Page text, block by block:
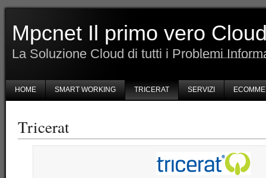
Mpcnet Il primo vero
La Soluzione Cloud di tutti i Problemi
HOME SMART WORKING TRICERAT SERVIZI
Tricerat